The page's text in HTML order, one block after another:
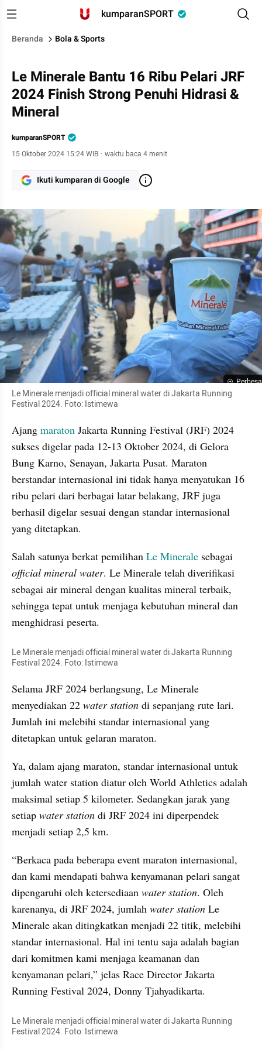
kumparanSPORT
Beranda Bola & Sports
Le Minerale Bantu 16 Ribu Pelari JRF
2024 Finish Strong Penuhi Hidrasi &
Mineral
kumparanSPORT
15 Oktober 2024 15:24 WIB · waktu baca 4 menit
Ikuti kumparan di Google
Le Minerale menjadi official mineral water di Jakarta Running
Festival 2024. Foto: Istimewa
Ajang maraton Jakarta Running Festival (JRF) 2024
sukses digelar pada 12-13 Oktober 2024, di Gelora
Bung Karno, Senayan, Jakarta Pusat. Maraton
berstandar internasional ini tidak hanya menyatukan 16
ribu pelari dari berbagai latar belakang, JRF juga
berhasil digelar sesuai dengan standar internasional
yang ditetapkan.
Salah satunya berkat pemilihan Le Minerale
official mineral water. Le Minerale telah diverifikasi
sebagai air mineral dengan kualitas mineral terbaik,
sehingga tepat untuk menjaga kebutuhan mineral dan
menghidrasi peserta.
Le Minerale menjadi official mineral water di Jakarta Running
Festival 2024. Foto: Istimewa
Selama JRF 2024 berlangsung, Le Minerale
menyediakan 22 water station di sepanjang rute lari.
Jumlah ini melebihi standar internasional yang
ditetapkan untuk gelaran maraton.
Ya, dalam ajang maraton, standar internasional untuk
jumlah water station diatur oleh World Athletics adalah
maksimal setiap 5 kilometer. Sedangkan jarak yang
setiap water station di JRF 2024 ini diperpendek
menjadi setiap 2,5 km.
“Berkaca pada beberapa event maraton internasional,
dan kami mendapati bahwa kenyamanan pelari sangat
dipengaruhi oleh ketersediaan water station. Oleh
karenanya, di JRF 2024, jumlah water station Le
Minerale akan ditingkatkan menjadi 22 titik, melebihi
standar internasional. Hal ini tentu saja adalah bagian
dari komitmen kami menjaga keamanan dan
kenyamanan pelari,” jelas Race Director Jakarta
Running Festival 2024, Donny Tjahyadikarta.
Le Minerale menjadi official mineral water di Jakarta Running
Festival 2024. Foto: Istimewa